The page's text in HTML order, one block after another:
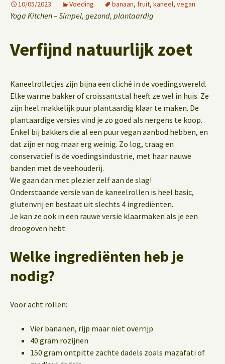
10/05/2023 Voeding banaan, fruit, kaneel, vegan
Yoga Kitchen – Simpel, gezond, plantaardig
Verfijnd natuurlijk zoet
Kaneelrolletjes zijn bijna een cliché in de voedingswereld.
Elke warme bakker of croissantstal heeft ze wel in huis. Ze
zijn heel makkelijk puur plantaardig klaar te maken. De
plantaardige versies vind je zo goed als nergens te koop.
Enkel bij bakkers die al een puur vegan aanbod hebben, en
dat zijn er nog maar erg weinig. Zo log, traag en
conservatief is de voedingsindustrie, met haar nauwe
banden met de veehouderij.
We gaan dan met plezier zelf aan de slag!
Onderstaande versie van de kaneelrollen is heel basic,
glutenvrij en bestaat uit slechts 4 ingrediënten.
Je kan ze ook in een rauwe versie klaarmaken als je een
droogoven hebt.
Welke ingrediënten heb je
nodig?
Voor acht rollen:
Vier bananen, rijp maar niet overrijp
40 gram rozijnen
150 gram ontpitte zachte dadels zoals mazafati of